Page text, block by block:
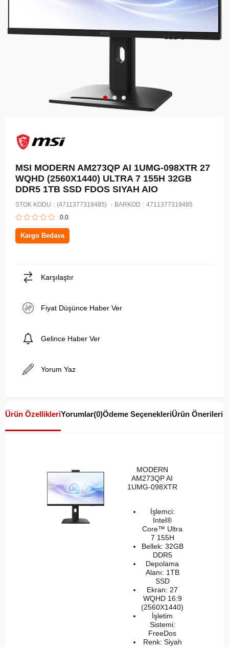
MSI MODERN AM273QP AI 1UMG-098XTR 27
WQHD (2560X1440) ULTRA 7 155H 32GB
DDR5 1TB SSD FDOS SIYAH AIO
STOK KODU (4711377319485) BARKOD : 4711377319485
0.0
Kargo Bedava
Karşılaştır
Fiyat Düşünce Haber Ver
Gelince Haber Ver
Yorum Yaz
Ürün ÖzellikleriYorumlar(0)Ödeme SeçenekleriÜrün Önerileri
MODERN
AM273QP AI
1UMG-098XTR
İşlemci:
Intel®
Core™ Ultra
7 155H
Bellek: 32GB
DDR5
Depolama
Alanı: 1TB
SSD
Ekran: 27
WQHD 16:9
(2560X1440)
İşletim
Sistemi:
FreeDos
Renk: Siyah